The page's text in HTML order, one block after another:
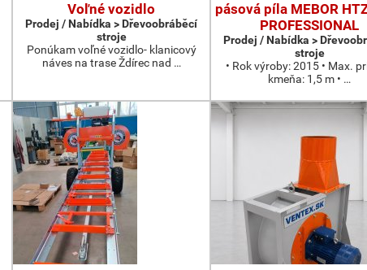
Voľné vozidlo
Prodej / Nabídka > Dřevoobráběcí
stroje
Ponúkam voľné vozidlo- klanicový
náves na trase Ždírec nad …
pásová píla MEBOR
PROFESSIONAL
Prodej / Nabídka >
stroje
• Rok výroby: 2015 • Max.
kmeňa: 1,5 m • …